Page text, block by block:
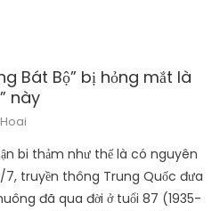
Bát Bộ” bị hỏng mắt là
này
bi thảm như thế là có nguyên
truyền thông Trung Quốc đưa
đã qua đời ở tuổi 87 (1935-